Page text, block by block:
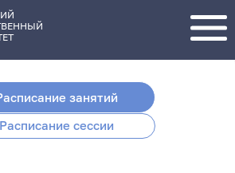
занятий
Расписание сессии